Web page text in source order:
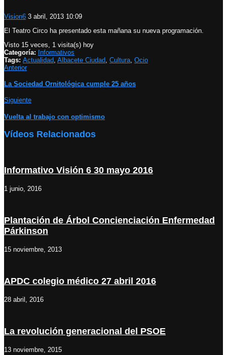
Vision6 3 abril, 2013 10:09
El Teatro Circo ha presentado esta mañana su nueva programación.
Visto 15 veces, 1 visita(s) hoy
Categoría: Informativos
Tags: Actualidad Albacete Ciudad Cultura Ocio
Anterior
La Sociedad Ornitológica cumple 25 años
Siguiente
Vuelta al trabajo con optimismo
Vídeos Relacionados
Informativo Visión 6 30 mayo 2016
1 junio, 2016
Plantación de Árbol Concienciación Enfermedad
Párkinson
15 noviembre, 2013
APDC colegio médico 27 abril 2016
28 abril, 2016
La revolución generacional del PSOE
13 noviembre, 2015